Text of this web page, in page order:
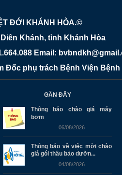
ĐỚI KHÁNH HÒA.©
Khánh, tỉnh Khánh Hòa
Email:
Đốc phụ trách Bệnh Viện
GẦN ĐÂY
Thông báo chào giá máy
bơm
06/08/2026
Thông báo về việc mời chào
giá gói thầu bảo dưỡn...
04/08/2026